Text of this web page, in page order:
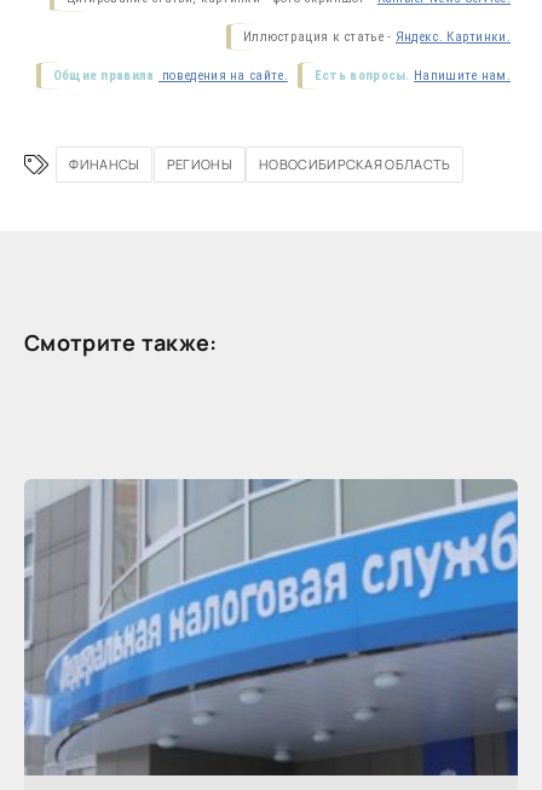
Иллюстрация к статье - Яндекс. Картинки.
Есть вопросы. Напишите нам.
Общие правила поведения на сайте.
ФИНАНСЫ РЕГИОНЫ НОВОСИБИРСКАЯ ОБЛАСТЬ
Смотрите также: